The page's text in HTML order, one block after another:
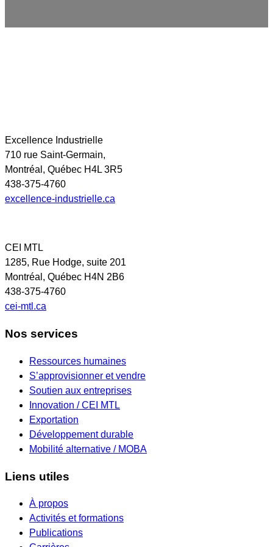
Excellence Industrielle
710 rue Saint-Germain,
Montréal, Québec H4L 3R5
438-375-4760
excellence-industrielle.ca
CEI MTL
1285, Rue Hodge, suite 201
Montréal, Québec H4N 2B6
438-375-4760
cei-mtl.ca
Nos services
Ressources humaines
S’approvisionner et vendre
Soutien aux entreprises
Innovation / CEI MTL
Exportation
Développement durable
Mobilité alternative / MOBA
Liens utiles
À propos
Activités et formations
Publications